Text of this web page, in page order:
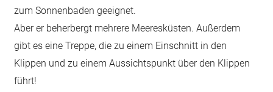
zum Sonnenbaden geeignet.
Aber er beherbergt mehrere Meeresküsten. Außerdem
gibt es eine Treppe, die zu einem Einschnitt in den
Klippen und zu einem Aussichtspunkt über den Klippen
führt!